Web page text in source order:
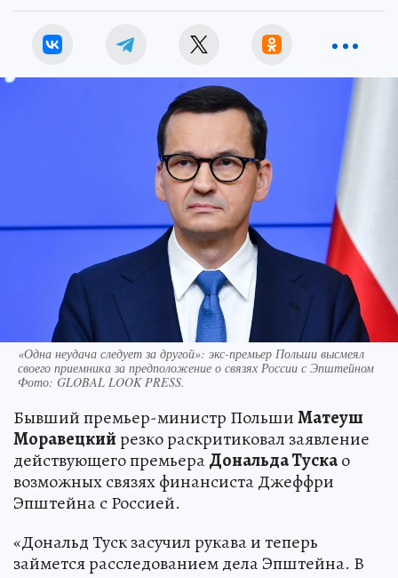
«Одна неудача следует за другой»: экс-премьер Польши высмеял
своего приемника за предположение о связях России с Эпштейном
Фото: GLOBAL LOOK PRESS.
Бывший премьер-министр ПольшиМатеуш
Моравецкийрезко раскритиковал заявление
действующего премьераДональда Тускао
возможных связях финансиста Джеффри
Эпштейна с Россией.
«Дональд Туск засучил рукава и теперь
займется расследованием дела Эпштейна. В